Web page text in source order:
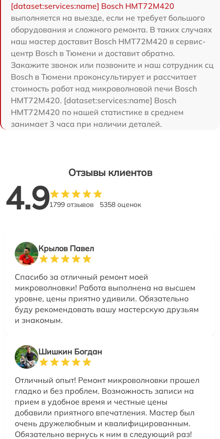
[dataset:services:name] Bosch HMT72M420
выполняется на выезде, если не требует большого
оборудования и сложного ремонта. В таких случаях
наш мастер доставит Bosch HMT72M420 в сервис-
центр Bosch в Тюмени и доставит обратно.
Закажите звонок или позвоните и наш сотрудник сц
Bosch в Тюмени проконсультирует и рассчитает
стоимость работ над микроволновой печи Bosch
HMT72M420. [dataset:services:name] Bosch
HMT72M420 по нашей статистике в среднем
занимает 3 часа при наличии деталей.
Отзывы клиентов
4.91799 отзывов 5358 оценок
Крылов Павел
Спасибо за отличный ремонт моей
микроволновки! Работа выполнена на высшем
уровне, цены приятно удивили. Обязательно
буду рекомендовать вашу мастерскую друзьям
и знакомым.
Шишкин Богдан
Отличный опыт! Ремонт микроволновки прошел
гладко и без проблем. Возможность записи на
прием в удобное время и честные цены
добавили приятного впечатления. Мастер был
очень дружелюбным и квалифицированным.
Обязательно вернусь к ним в следующий раз!